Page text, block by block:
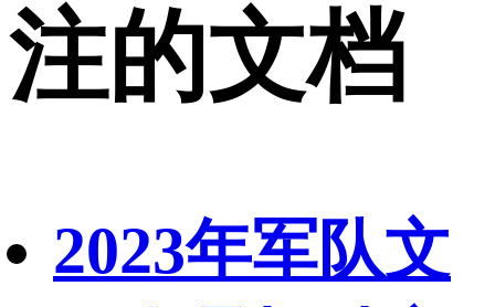
注的文档
2023年军队文